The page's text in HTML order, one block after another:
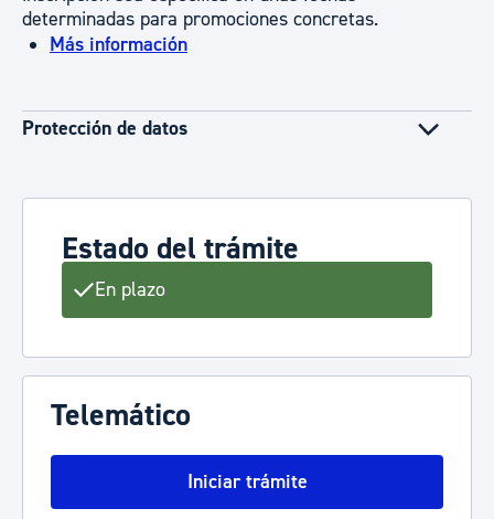
determinadas para promociones concretas.
Más información
Protección de datos
Estado del trámite
En plazo
Telemático
Iniciar trámite